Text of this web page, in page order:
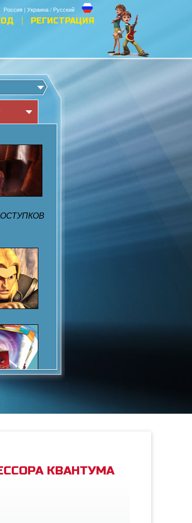
Россия | Украина / Русский
РЕГИСТРАЦИЯ
КВАНТУМА